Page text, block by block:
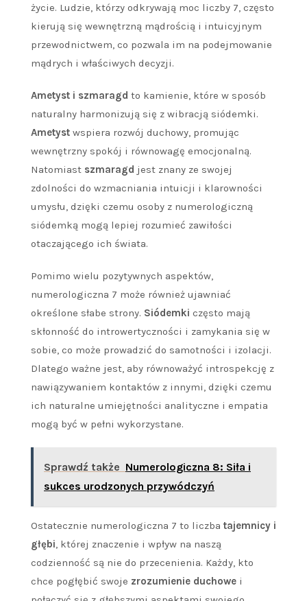
życie. Ludzie, którzy odkrywają moc liczby 7, często
kierują się wewnętrzną mądrością i intuicyjnym
przewodnictwem, co pozwala im na podejmowanie
mądrych i właściwych decyzji.
Ametyst i szmaragd to kamienie, które w sposób
naturalny harmonizują się z wibracją siódemki.
Ametyst wspiera rozwój duchowy, promując
wewnętrzny spokój i równowagę emocjonalną.
Natomiast szmaragd jest znany ze swojej
zdolności do wzmacniania intuicji i klarowności
umysłu, dzięki czemu osoby z numerologiczną
siódemką mogą lepiej rozumieć zawiłości
otaczającego ich świata.
Pomimo wielu pozytywnych aspektów,
numerologiczna 7 może również ujawniać
określone słabe strony. Siódemki często mają
skłonność do introwertyczności i zamykania się w
sobie, co może prowadzić do samotności i izolacji.
Dlatego ważne jest, aby równoważyć introspekcję z
nawiązywaniem kontaktów z innymi, dzięki czemu
ich naturalne umiejętności analityczne i empatia
mogą być w pełni wykorzystane.
Sprawdź także Numerologiczna 8: Siła i
sukces urodzonych przywódczyń
Ostatecznie numerologiczna 7 to liczba tajemnicy i
głębi, której znaczenie i wpływ na naszą
codzienność są nie do przecenienia. Każdy, kto
chce pogłębić swoje zrozumienie duchowe i